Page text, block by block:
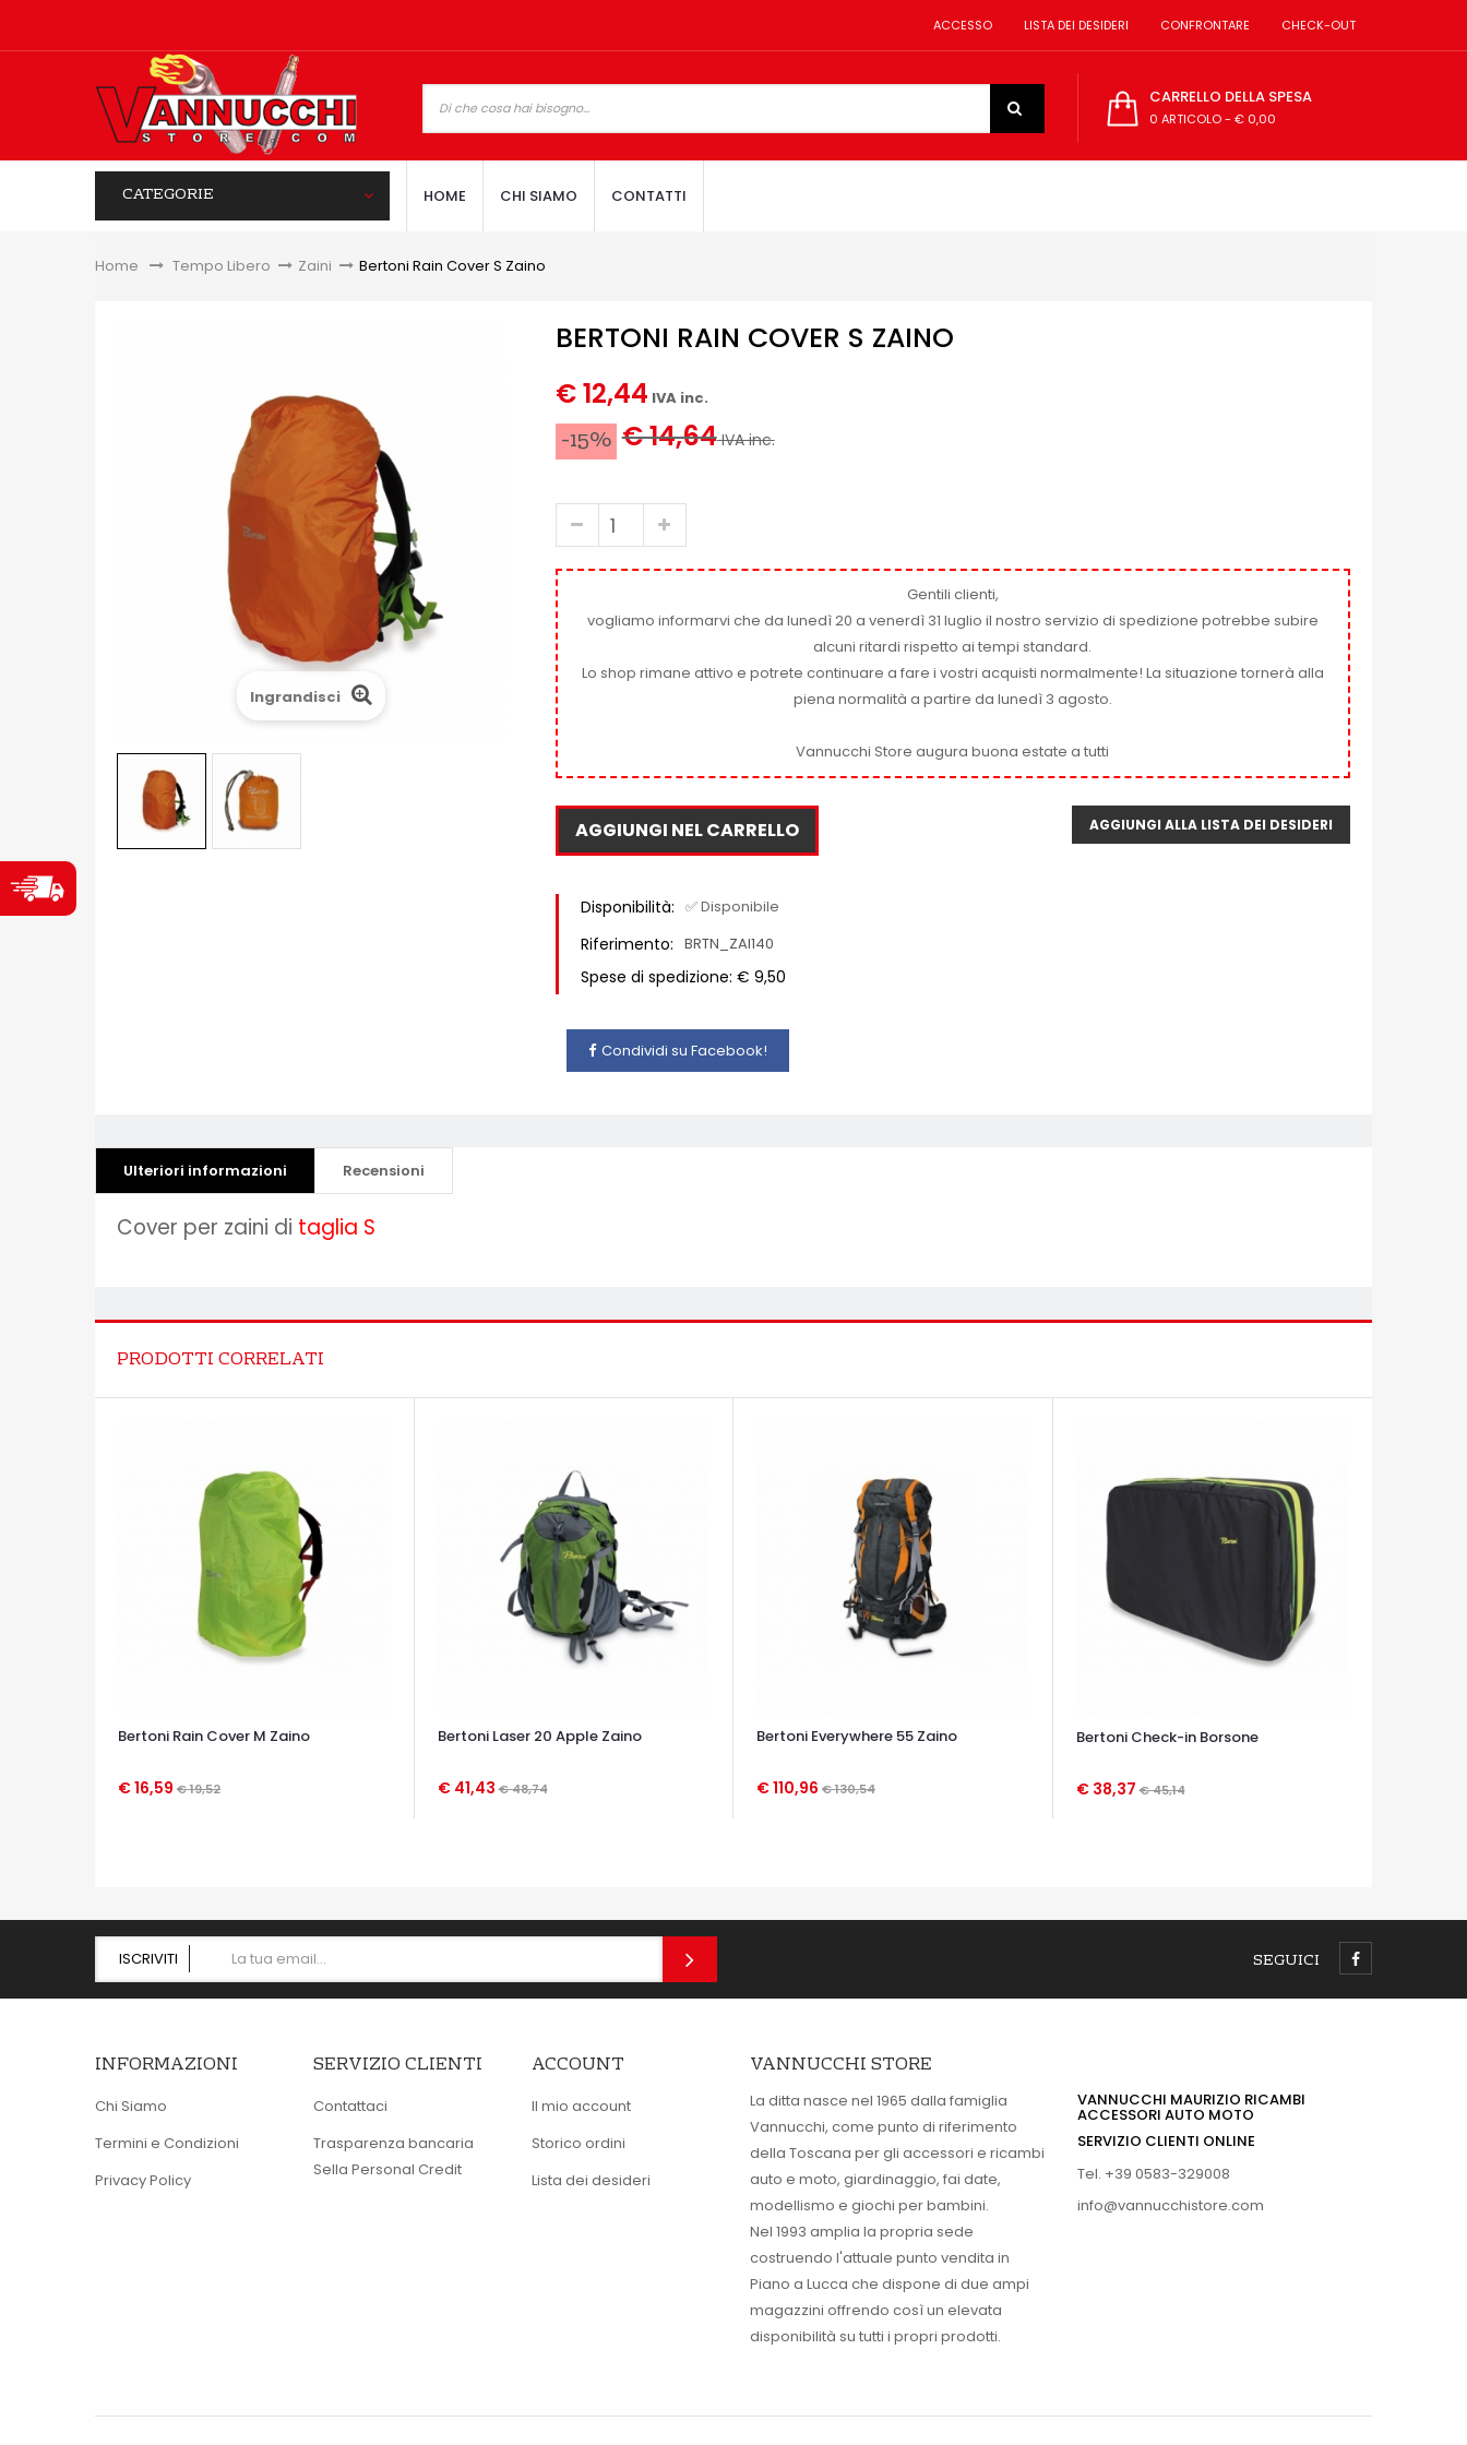
ACCESSO LISTA DEI DESIDERI CONFRONTARE CHECK-OUT
CARRELLO DELLA SPESA
0 ARTICOLO- € 0,00
CATEGORIE HOME CHI SIAMO CONTATTI
Home &gt;Tempo Libero > Zaini > Bertoni Rain Cover S Zaino
Ingrandisci
BERTONI RAIN COVER S ZAINO
€ 12,44 IVA inc.
-15% € 14,64IVA inc.
Gentili clienti,
vogliamo informarvi che da lunedì 20 a venerdì 31 luglio il nostro servizio di spedizione potrebbe subire
alcuni ritardi rispetto ai tempi standard.
Lo shop rimane attivo e potrete continuare a fare i vostri acquisti normalmente! La situazione tornerà alla
piena normalità a partire da lunedì 3 agosto.
Vannucchi Store augura buona estate a tutti
AGGIUNGI NEL CARRELLO AGGIUNGI ALLA LISTA DEI DESIDERI
Disponibilità: ✅ Disponibile
Riferimento: BRTN_ZAI140
Spese di spedizione: € 9,50
Condividi su Facebook!
Ulteriori informazioni Recensioni
Cover per zaini di taglia S
PRODOTTI CORRELATI
Bertoni Rain Cover M Zaino
€ 16,59 € 19,52
Bertoni Laser 20 Apple Zaino
€ 41,43€ 48,74
Bertoni Everywhere 55 Zaino
€ 110,96 € 130,54
Bertoni Check-in Borsone
€ 38,37€ 45,14
ISCRIVITI SEGUICI
INFORMAZIONI
Chi Siamo
Termini e Condizioni
Privacy Policy
SERVIZIO CLIENTI
Contattaci
Trasparenza bancaria
Sella Personal Credit
ACCOUNT
Il mio account
Storico ordini
Lista dei desideri
VANNUCCHI STORE
La ditta nasce nel 1965 dalla famiglia
Vannucchi, come punto di riferimento
della Toscana per gli accessori e ricambi
auto e moto, giardinaggio, fai date,
modellismo e giochi per bambini.
Nel 1993 amplia la propria sede
costruendo l'attuale punto vendita in
Piano a Lucca che dispone di due ampi
magazzini offrendo così un elevata
disponibilità su tutti i propri prodotti.
VANNUCCHI MAURIZIO RICAMBI
ACCESSORI AUTO MOTO
SERVIZIO CLIENTI ONLINE
Tel. +39 0583-329008
info@vannucchistore.com